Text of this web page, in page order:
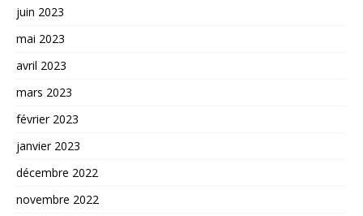
juin 2023
mai 2023
avril 2023
mars 2023
février 2023
janvier 2023
décembre 2022
novembre 2022